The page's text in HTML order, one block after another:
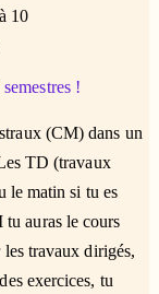
10
!
(CM) dans un
TD (travaux
le matin si tu es
auras le cours
travaux dirigés,
exercices, tu